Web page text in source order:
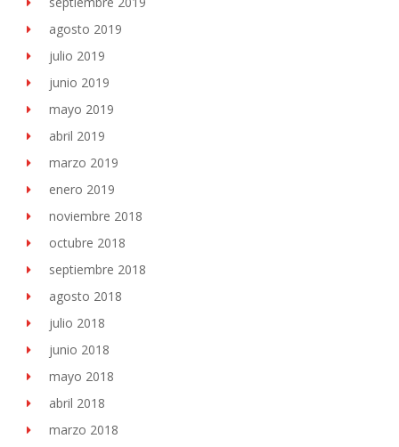
agosto 2019
julio 2019
junio 2019
mayo 2019
abril 2019
marzo 2019
enero 2019
noviembre 2018
octubre 2018
septiembre 2018
agosto 2018
julio 2018
junio 2018
mayo 2018
abril 2018
marzo 2018